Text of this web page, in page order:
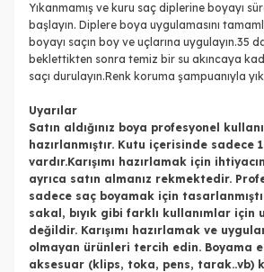
Yıkanmamış ve kuru saç diplerine boyayı
başlayın. Diplere boya uygulamasını
boyayı saçın boy ve uçlarına uygulayın.35
beklettikten sonra temiz bir su akıncaya
saçı durulayın.Renk koruma şampuanıyla
Uyarılar
Satın aldığınız boya profesyonel
hazırlanmıştır. Kutu içerisinde sadece
vardır.Karışımı hazırlamak için
ayrıca satın almanız rekmektedir.
sadece saç boyamak için
sakal, bıyık gibi farklı kullanımlar için
değildir. Karışımı hazırlamak ve
olmayan ürünleri tercih edin. Boyama
aksesuar (klips, toka, pens, tarak..vb)